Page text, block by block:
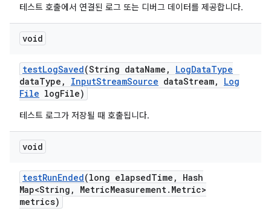
테스트 호출에서 연결된 로그 또는 디버그 데이터를 제공합니다.
void
testLogSaved(String dataName , LogDataType
dataType , InputStreamSource dataStream,
Log
File logFile)
테스트 로그가 저장될 때 호출됩니다.
void
testRunEnded(long elapsedTime ,
Hash
Map<String , MetricMeasurement. Metric>
metrics)